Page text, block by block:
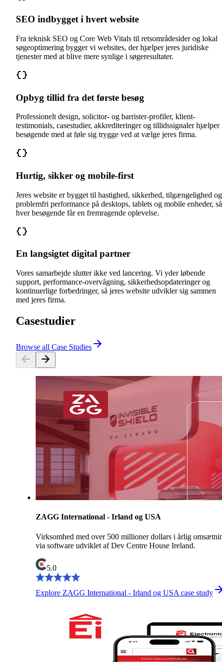
SEO indbygget i hvert website
Fra teknisk SEO og Core Web Vitals til retsområdesider og lokal
søgeoptimering bygger vi websites, der hjælper jeres juridiske
tjenester med at blive mere synlige i søgeresultater.
Opbyg tillid fra det første besøg
Professionelt design, solicitor- og barrister-profiler, klient-
testimonials, casestudier, akkrediteringer og tillidssignaler hjælper
besøgende med at føle sig trygge ved at vælge jeres firma.
Hurtig, sikker og mobile-first
Jeres website er bygget til hastighed, sikkerhed, tilgængelighed og
problemfri performance på desktops, tablets og mobile enheder, så
hver besøgende får en fremragende oplevelse.
En langsigtet digital partner
Vores samarbejde slutter ikke ved lancering. Vi yder løbende
support, performance-overvågning, sikkerhedsopdateringer og
kontinuerlige forbedringer, så jeres website udvikler sig sammen
med jeres firma.
Casestudier
Browse all Case Studies
ZAGG International - Irland og USA
Virksomhed med over 500 millioner dollars i årlig
via software udviklet af Dev Centre House Ireland.
5.0
Explore ZAGG International - Irland og USA case study